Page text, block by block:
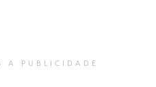
A PUBLICIDADE